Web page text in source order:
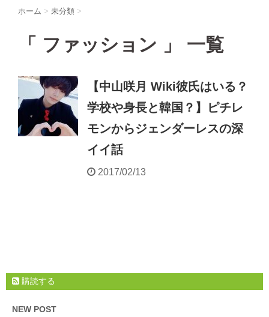
ホーム > 未分類 >
「 ファッション 」 一覧
【中山咲月 Wiki彼氏はいる？
学校や身長と韓国？】ピチレ
モンからジェンダーレスの深
イイ話
2017/02/13
購読する
NEW POST